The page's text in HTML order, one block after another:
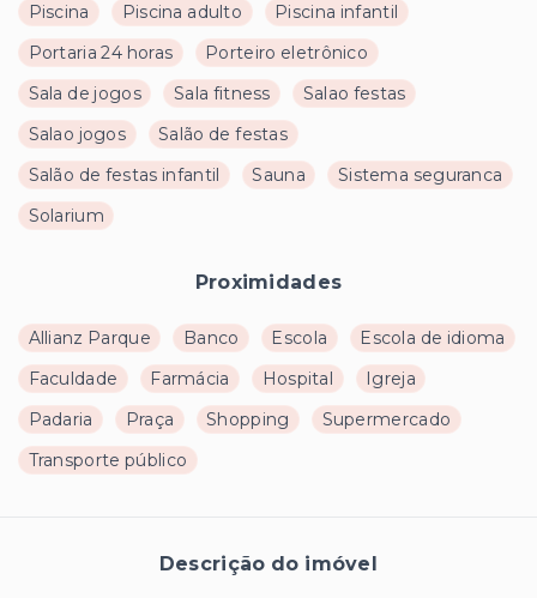
Piscina
Piscina adulto
Piscina infantil
Portaria 24 horas
Porteiro eletrônico
Sala de jogos
Sala fitness
Salao festas
Salao jogos
Salão de festas
Salão de festas infantil
Sauna
Sistema seguranca
Solarium
Proximidades
Allianz Parque Banco Escola
Escola de idioma
Faculdade
Farmácia Hospital
Igreja
Padaria
Praça Shopping
Supermercado
Transporte público
Descrição do imóvel